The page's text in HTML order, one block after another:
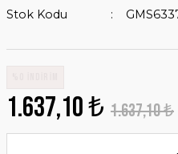
Stok Kodu
1.637,10 ₺ 1.637,10 ₺